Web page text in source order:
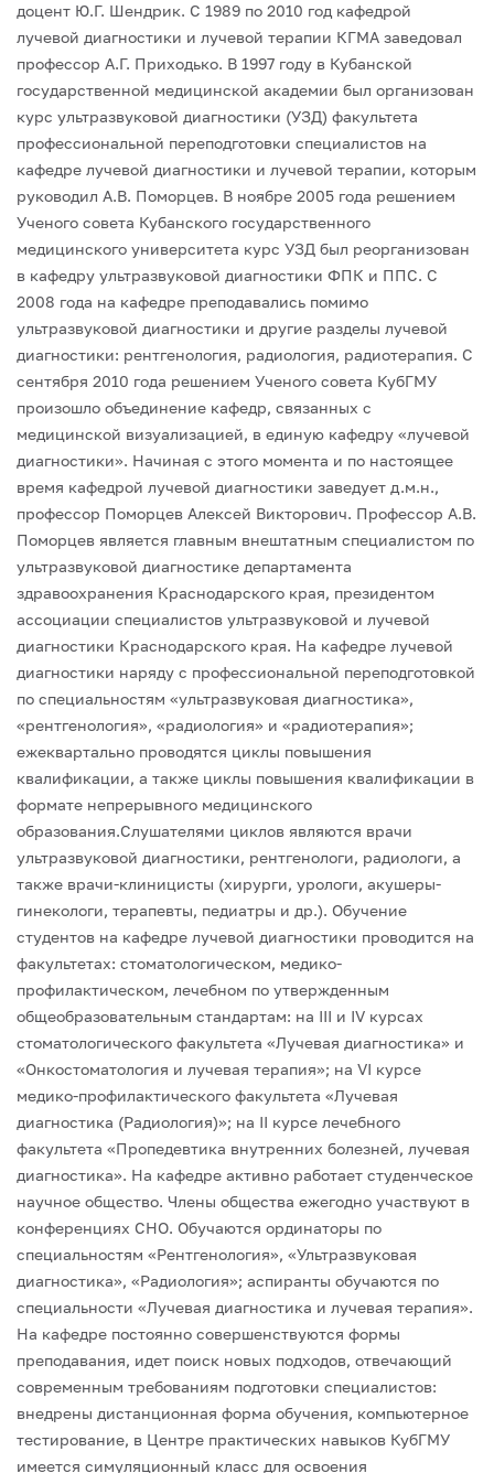
доцент Ю.Г. Шендрик. С 1989 по 2010 год кафедрой
лучевой диагностики и лучевой терапии КГМА заведовал
профессор А.Г. Приходько. В 1997 году в Кубанской
государственной медицинской академии был организован
курс ультразвуковой диагностики (УЗД) факультета
профессиональной переподготовки специалистов на
кафедре лучевой диагностики и лучевой терапии, которым
руководил А.В. Поморцев. В ноябре 2005 года решением
Ученого совета Кубанского государственного
медицинского университета курс УЗД был реорганизован
в кафедру ультразвуковой диагностики ФПК и ППС. С
2008 года на кафедре преподавались помимо
ультразвуковой диагностики и другие разделы лучевой
диагностики: рентгенология, радиология, радиотерапия. С
сентября 2010 года решением Ученого совета КубГМУ
произошло объединение кафедр, связанных с
медицинской визуализацией, в единую кафедру «лучевой
диагностики». Начиная с этого момента и по настоящее
время кафедрой лучевой диагностики заведует д.м.н.,
профессор Поморцев Алексей Викторович. Профессор А.В.
Поморцев является главным внештатным специалистом по
ультразвуковой диагностике департамента
здравоохранения Краснодарского края, президентом
ассоциации специалистов ультразвуковой и лучевой
диагностики Краснодарского края. На кафедре лучевой
диагностики наряду с профессиональной переподготовкой
по специальностям «ультразвуковая диагностика»,
«рентгенология», «радиология» и «радиотерапия»;
ежеквартально проводятся циклы повышения
квалификации, а также циклы повышения квалификации в
формате непрерывного медицинского
образования.Слушателями циклов являются врачи
ультразвуковой диагностики, рентгенологи, радиологи, а
также врачи-клиницисты (хирурги, урологи, акушеры-
гинекологи, терапевты, педиатры и др.). Обучение
студентов на кафедре лучевой диагностики проводится на
факультетах: стоматологическом, медико-
профилактическом, лечебном по утвержденным
общеобразовательным стандартам: на III и IV курсах
стоматологического факультета «Лучевая диагностика» и
«Онкостоматология и лучевая терапия»; на VI курсе
медико-профилактического факультета «Лучевая
диагностика (Радиология)»; на II курсе лечебного
факультета «Пропедевтика внутренних болезней, лучевая
диагностика». На кафедре активно работает студенческое
научное общество. Члены общества ежегодно участвуют в
конференциях СНО. Обучаются ординаторы по
специальностям «Рентгенология», «Ультразвуковая
диагностика», «Радиология»; аспиранты обучаются по
специальности «Лучевая диагностика и лучевая терапия».
На кафедре постоянно совершенствуются формы
преподавания, идет поиск новых подходов, отвечающий
современным требованиям подготовки специалистов:
внедрены дистанционная форма обучения, компьютерное
тестирование, в Центре практических навыков КубГМУ
имеется симуляционный класс для освоения